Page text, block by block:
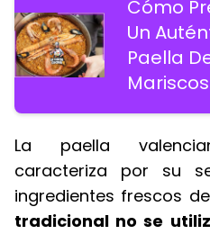
Cómo
Un
Paella
La paella
caracteriza por su
ingredientes frescos
tradicional no se